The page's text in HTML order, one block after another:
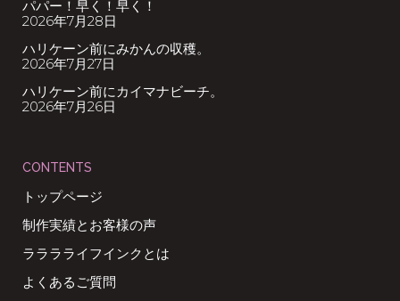
パパー！早く！早く！
2026年7月28日
ハリケーン前にみかんの収穫。
2026年7月27日
ハリケーン前にカイマナビーチ。
2026年7月26日
CONTENTS
トップページ
制作実績とお客様の声
ラララライフインクとは
よくあるご質問